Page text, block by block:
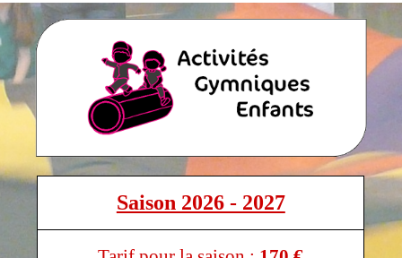
Saison 2026 - 2027